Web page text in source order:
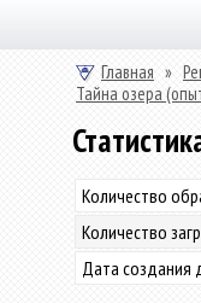
Главная »
Тайна озера
Количество
Количество
Дата создания